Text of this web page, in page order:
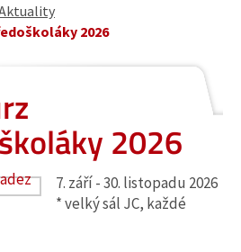
2026
2026
7. září - 30. listopadu 2026
* velký sál JC, každé